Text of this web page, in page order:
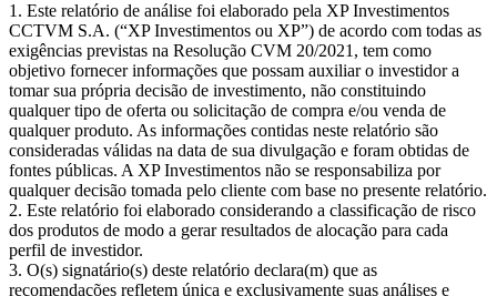
Este relatório de análise foi elaborado pela XP Investimentos
CCTVM S.A. (“XP Investimentos ou XP”) de acordo com todas as
exigências previstas na Resolução CVM 20/2021, tem como
objetivo fornecer informações que possam auxiliar o investidor a
tomar sua própria decisão de investimento, não constituindo
qualquer tipo de oferta ou solicitação de compra e/ou venda de
qualquer produto. As informações contidas neste relatório são
consideradas válidas na data de sua divulgação e foram obtidas de
fontes públicas. A XP Investimentos não se responsabiliza por
qualquer decisão tomada pelo cliente com base no presente relatório.
Este relatório foi elaborado considerando a classificação de risco
dos produtos de modo a gerar resultados de alocação para cada
perfil de investidor.
O(s) signatário(s) deste relatório declara(m) que as
recomendações refletem única e exclusivamente suas análises e